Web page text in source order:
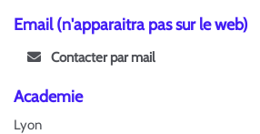
e
Email (n'apparaitra pas sur le web)
Contacter par mail
Academie
Lyon